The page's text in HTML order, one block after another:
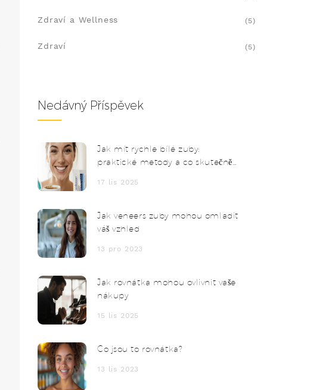
Zdraví a Wellness (5)
Zdraví (5)
Nedávný Příspěvek
Jak mít rychle bílé zuby:
praktické metody a co skutečně
17 lis 2025
Jak veneers zuby mohou omladit
váš vzhled
13 pro 2023
Jak rovnátka mohou ovlivnit vaše
nákupy
15 lis 2025
Co jsou to rovnátka?
13 lis 2023